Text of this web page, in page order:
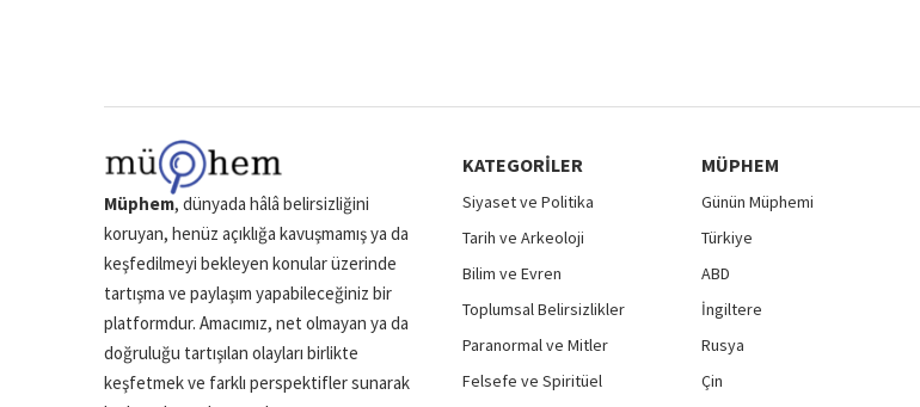
Müphem, dünyada hâlâ belirsizliğini
koruyan, henüz açıklığa kavuşmamış ya da
keşfedilmeyi bekleyen konular üzerinde
tartışma ve paylaşım yapabileceğiniz bir
platformdur. Amacımız, net olmayan ya da
doğruluğu tartışılan olayları birlikte
keşfetmek ve farklı perspektifler sunarak
KATEGORILER
Siyaset ve Politika
Tarih ve Arkeoloji
Bilim ve Evren
Toplumsal Belirsizlikler
Paranormal ve Mitler
Felsefe ve Spiritüel
MÜPHEM
Günün Müphemi
Türkiye
ABD
İngiltere
Rusya
Çin